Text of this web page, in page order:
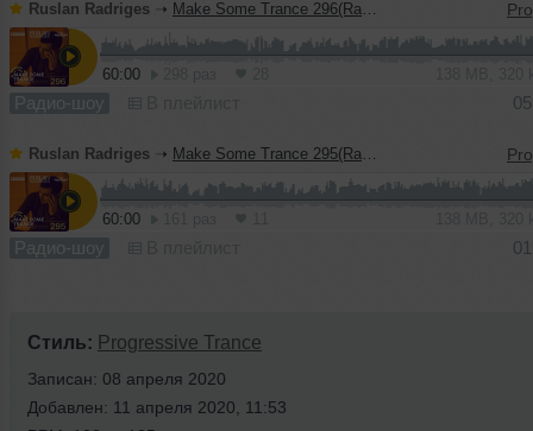
Ruslan Radriges ➝ Make Some Trance 296(Radio_Show)
60:00
Радио-шоу
Ruslan Radriges ➝ Make Some Trance 295(Radio_Show)
60:00
Радио-шоу
Стиль: Progressive Trance
Записан: 08 апреля 2020
Добавлен: 11 апреля 2020, 11:53